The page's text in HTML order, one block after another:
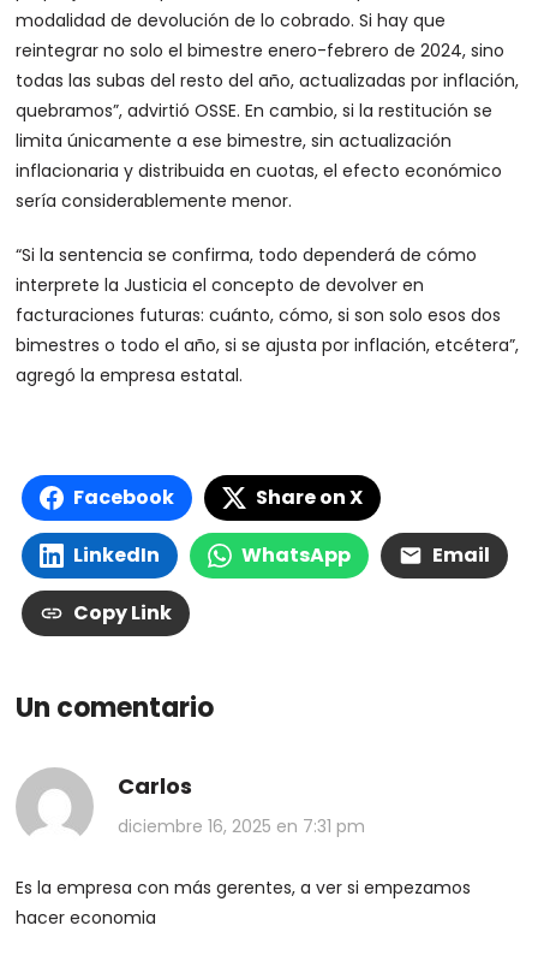
modalidad de devolución de lo cobrado. Si hay que
reintegrar no solo el bimestre enero-febrero de 2024, sino
todas las subas del resto del año, actualizadas por inflación,
quebramos”, advirtió OSSE. En cambio, si la restitución se
limita únicamente a ese bimestre, sin actualización
inflacionaria y distribuida en cuotas, el efecto económico
sería considerablemente menor.
“Si la sentencia se confirma, todo dependerá de cómo
interprete la Justicia el concepto de devolver en
facturaciones futuras: cuánto, cómo, si son solo esos dos
bimestres o todo el año, si se ajusta por inflación, etcétera”,
agregó la empresa estatal.
Facebook Share on X
LinkedIn WhatsApp Email
Copy Link
Un comentario
Carlos
diciembre 16, 2025 en 7:31 pm
Es la empresa con más gerentes, a ver si empezamos
hacer economia